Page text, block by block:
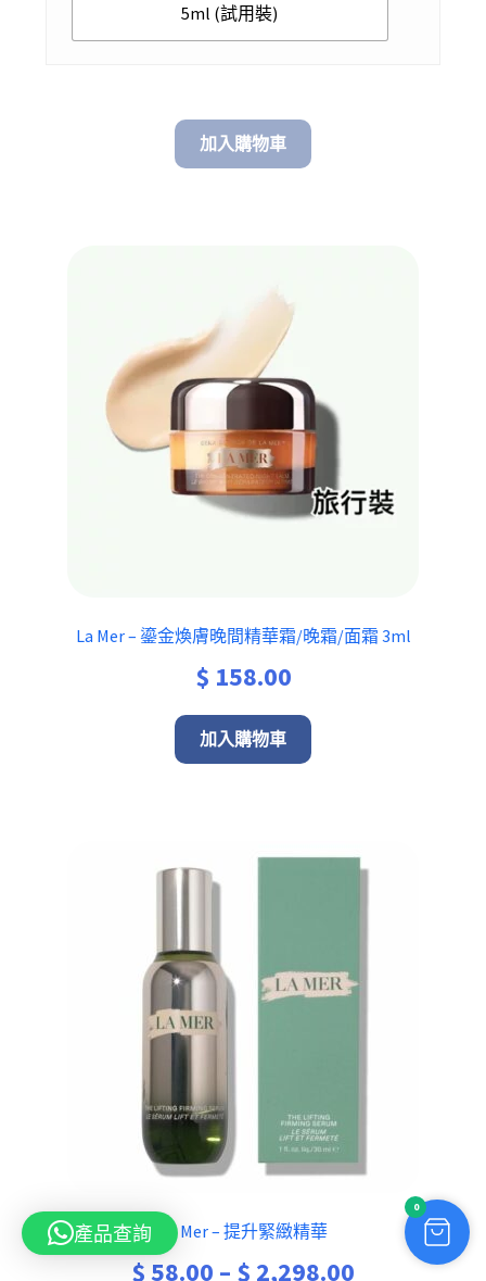
5ml (試用裝)
加入購物車
La Mer – 鎏金煥膚晚間精華霜/晚霜/面霜 3ml
$ 158.00
加入購物車
La Mer – 提升緊緻精華
$58.00 – $ 2,298.00
0
產品查詢